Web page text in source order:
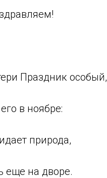
Праздник особый,
в ноябре:
природа,
еще на дворе.